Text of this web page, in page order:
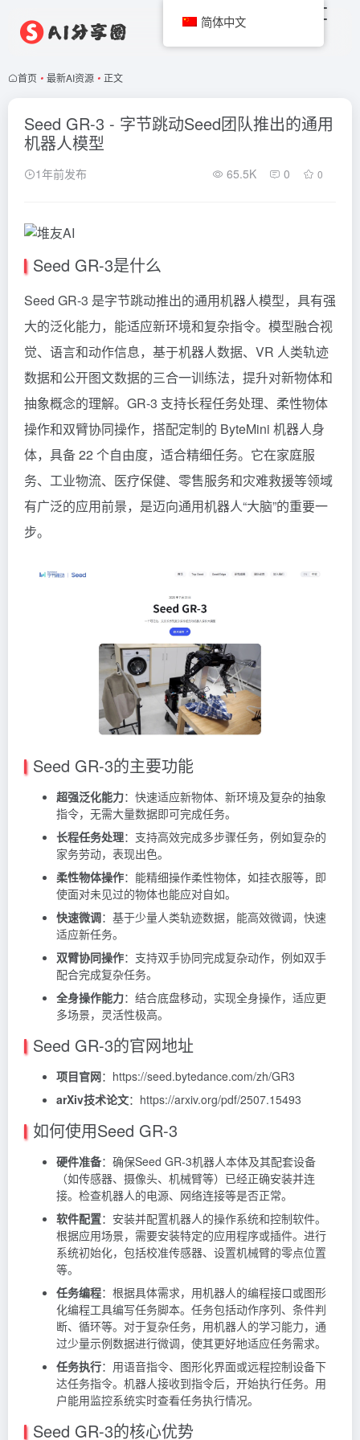
首页 • 最新AI资源 • 正文
Seed GR-3 - 字节跳动Seed团队推出的通用
机器人模型
1年前发布 65.5K 0 0
Seed GR-3是什么
Seed GR-3 是字节跳动推出的通用机器人模型，具有强
大的泛化能力，能适应新环境和复杂指令。模型融合视
觉、语言和动作信息，基于机器人数据、VR 人类轨迹
数据和公开图文数据的三合一训练法，提升对新物体和
抽象概念的理解。GR-3 支持长程任务处理、柔性物体
操作和双臂协同操作，搭配定制的 ByteMini 机器人身
体，具备 22 个自由度，适合精细任务。它在家庭服
务、工业物流、医疗保健、零售服务和灾难救援等领域
有广泛的应用前景，是迈向通用机器人“大脑”的重要一
步。
Seed GR-3的主要功能
超强泛化能力：快速适应新物体、新环境及复杂的抽象
指令，无需大量数据即可完成任务。
长程任务处理：支持高效完成多步骤任务，例如复杂的
家务劳动，表现出色。
柔性物体操作：能精细操作柔性物体，如挂衣服等，即
使面对未见过的物体也能应对自如。
快速微调：基于少量人类轨迹数据，能高效微调，快速
适应新任务。
双臂协同操作：支持双手协同完成复杂动作，例如双手
配合完成复杂任务。
全身操作能力：结合底盘移动，实现全身操作，适应更
多场景，灵活性极高。
Seed GR-3的官网地址
项目官网：https://seed.bytedance.com/zh/GR3
arXiv技术论文：https://arxiv.org/pdf/2507.15493
如何使用Seed GR-3
硬件准备：确保Seed GR-3机器人本体及其配套设备
（如传感器、摄像头、机械臂等）已经正确安装并连
接。检查机器人的电源、网络连接等是否正常。
软件配置：安装并配置机器人的操作系统和控制软件。
根据应用场景，需要安装特定的应用程序或插件。进行
系统初始化，包括校准传感器、设置机械臂的零点位置
等。
任务编程：根据具体需求，用机器人的编程接口或图形
化编程工具编写任务脚本。任务包括动作序列、条件判
断、循环等。对于复杂任务，用机器人的学习能力，通
过少量示例数据进行微调，使其更好地适应任务需求。
任务执行：用语音指令、图形化界面或远程控制设备下
达任务指令。机器人接收到指令后，开始执行任务。用
户能用监控系统实时查看任务执行情况。
Seed GR-3的核心优势
简体中文